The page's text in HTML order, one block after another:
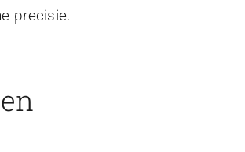
precisie.